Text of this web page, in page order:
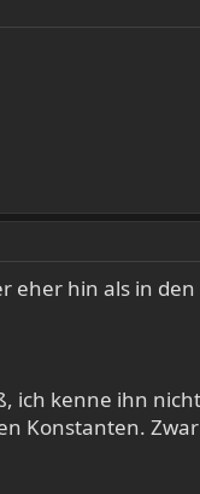
eher hin als in den
kenne ihn
Konstanten.